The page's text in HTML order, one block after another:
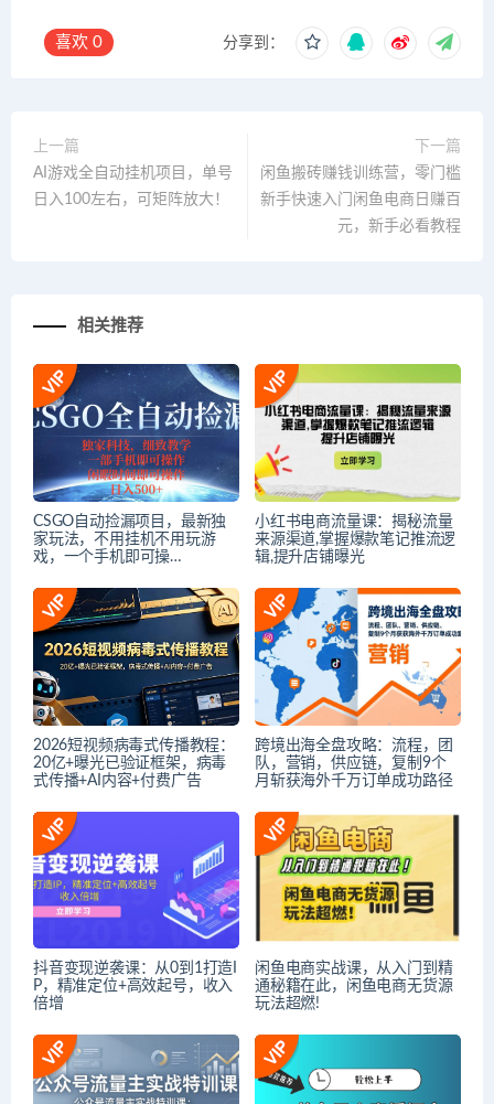
喜欢 0 分享到：
上一篇
AI游戏全自动挂机项目，单号
日入100左右，可矩阵放大！
下一篇
闲鱼搬砖赚钱训练营，零门槛
新手快速入门闲鱼电商日赚百
元，新手必看教程
相关推荐
CSGO自动捡漏项目，最新独
家玩法，不用挂机不用玩游
戏，一个手机即可操…
小红书电商流量课：揭秘流量
来源渠道,掌握爆款笔记推流逻
辑,提升店铺曝光
2026短视频病毒式传播教程：
20亿+曝光已验证框架，病毒
式传播+AI内容+付费广告
跨境出海全盘攻略：流程，团
队，营销，供应链，复制9个
月斩获海外千万订单成功路径
抖音变现逆袭课：从0到1打造I
P，精准定位+高效起号，收入
倍增
闲鱼电商实战课，从入门到精
通秘籍在此，闲鱼电商无货源
玩法超燃!